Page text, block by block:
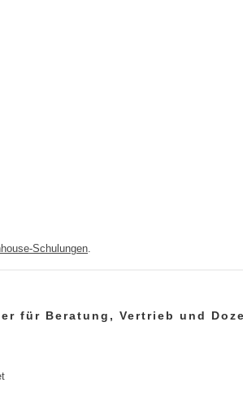
Schulungen.
für Beratung, Vertrieb und